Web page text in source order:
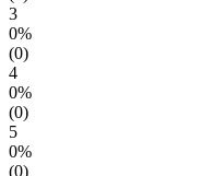
3
0%
(0)
4
0%
(0)
5
0%
(0)